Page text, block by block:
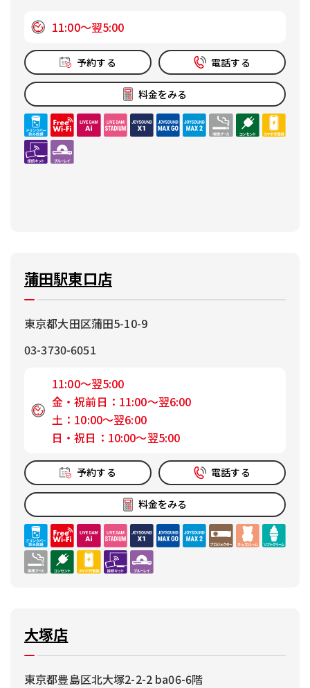
11:00～翌5:00
予約する 電話する
料金をみる
蒲田駅東口店
東京都大田区蒲田5-10-9
03-3730-6051
11:00～翌5:00
金・祝前日：11:00～翌6:00
土：10:00～翌6:00
日・祝日：10:00～翌5:00
予約する 電話する
料金をみる
大塚店
東京都豊島区北大塚2-2-2 ba06-6階